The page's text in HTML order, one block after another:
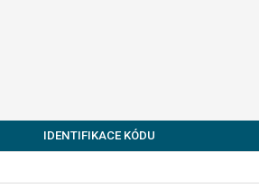
IDENTIFIKACE KÓDU